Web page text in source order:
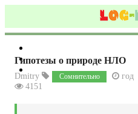
Гипотезы о природе НЛО
Dmitry Сомнительно
4151